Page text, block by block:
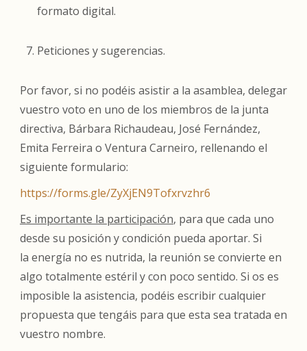
formato digital.
Peticiones y sugerencias.
Por favor, si no podéis asistir a la asamblea, delegar
vuestro voto en uno de los miembros de la junta
directiva, Bárbara Richaudeau, José Fernández,
Emita Ferreira o Ventura Carneiro, rellenando el
siguiente formulario:
https://forms.gle/ZyXjEN9Tofxrvzhr6
Es importante la participación, para que cada uno
desde su posición y condición pueda aportar. Si
la energía no es nutrida, la reunión se convierte en
algo totalmente estéril y con poco sentido. Si os es
imposible la asistencia, podéis escribir cualquier
propuesta que tengáis para que esta sea tratada en
vuestro nombre.